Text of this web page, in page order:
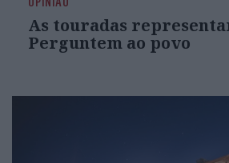
As touradas
Perguntem ao povo